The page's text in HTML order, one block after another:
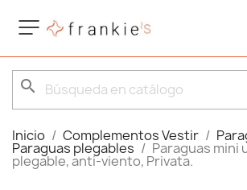
search
Inicio Complementos Vestir
Paraguas plegables Paraguas mini
plegable, anti-viento, Privata.